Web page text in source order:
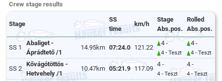
Crew stage results
Stage
SS
time
km/h
Stage
Abs.pos.
Rolled
Abs.pos.
SS 1
Abaliget -
Áprádtető /1
14.95km 07:24.0 121.22
4 -
4 - Teszt
4 -
4 - Teszt
SS 2
Kővágótöttös -
Hetvehely /1
10.47km 05:21.9 117.09
4 -
4 - Teszt
4 -
4 - Teszt